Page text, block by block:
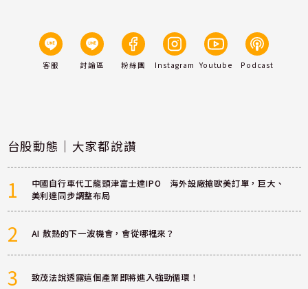
客服 討論區 粉絲團 Instagram Youtube Podcast
台股動態｜大家都說讚
1
中國自行車代工龍頭津富士達IPO 海外設廠搶歐美訂單，巨大、
美利達同步調整布局
2 AI 散熱的下一波機會，會從哪裡來？
3 致茂法說透露這個產業即將進入強勁循環！